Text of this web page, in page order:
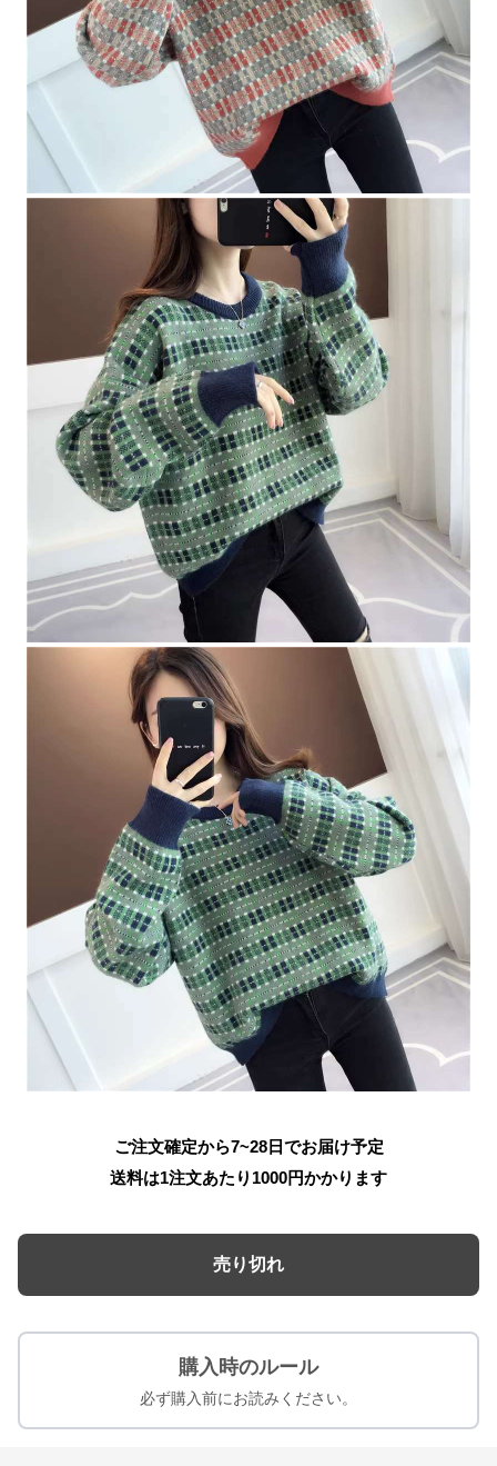
ご注文確定から7~28日でお届け予定
送料は1注文あたり 1000円かかります
売り切れ
購入時のルール
必ず購入前にお読みください。